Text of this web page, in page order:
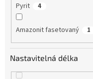
Pyrit 4
Amazonit fasetovaný 1
Nastavitelná délka